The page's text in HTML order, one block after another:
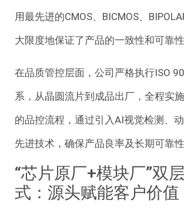
用最先进的CMOS、BICMOS、
大限度地保证了产品的一致性和可靠性
在品质管控层面，公司严格执行ISO
系，从晶圆流片到成品出厂，全程实
的品控流程，通过引入AI视觉检测、
先进技术，确保产品良率及长期可靠性
“芯片原厂+模块厂”双
式：源头赋能客户价值